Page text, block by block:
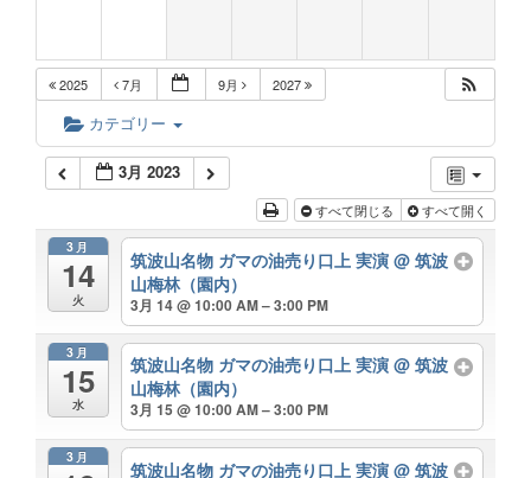
2025 7月 9月 2027
カテゴリー
3月 2023
すべて閉じる すべて開く
3月
14
火
筑波山名物 ガマの油売り口上 実演@ 筑波
山梅林（園内）
3月 14 @ 10:00 AM – 3:00 PM
3月
15
水
筑波山名物 ガマの油売り口上 実演@ 筑波
山梅林（園内）
3月 15 @ 10:00 AM – 3:00 PM
3月
筑波山名物 ガマの油売り口上 実演@ 筑波